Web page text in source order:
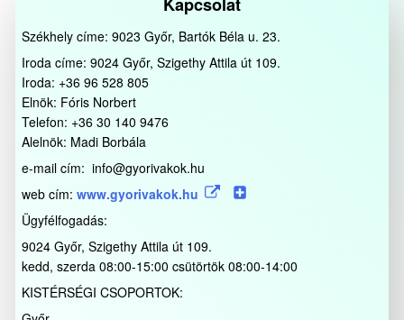
Székhely címe: 9023 Győr, Bartók Béla u. 23.
Iroda címe: 9024 Győr, Szigethy Attila út 109.
Iroda: +36 96 528 805
Elnök: Fóris Norbert
Telefon: +36 30 140 9476
Alelnök: Madi Borbála
e-mail cím: info@gyorivakok.hu
web cím: www.gyorivakok.hu
Ügyfélfogadás:
9024 Győr, Szigethy Attila út 109.
kedd, szerda 08:00-15:00 csütörtök 08:00-14:00
KISTÉRSÉGI CSOPORTOK: